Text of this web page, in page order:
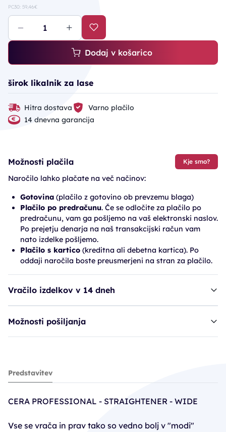
PC30: 59,46€
Dodaj v košarico
širok likalnik za lase
Hitra dostava
Varno plačilo
14 dnevna garancija
Možnosti plačila Kje smo?
Naročilo lahko plačate na več načinov:
Gotovina (plačilo z gotovino ob prevzemu blaga)
Plačilo po predračunu. Če se odločite za plačilo po
predračunu, vam ga pošljemo na vaš elektronski naslov.
Po prejetju denarja na naš transakcijski račun vam
nato izdelke pošljemo.
Plačilo s kartico (kreditna ali debetna kartica). Po
oddaji naročila boste preusmerjeni na stran za plačilo.
Vračilo izdelkov v 14 dneh
Možnosti pošiljanja
gladilec CRP Cera Straightener - Wide
63,71€
84,95€
PC30: 59,46€
Predstavitev
CERA PROFESSIONAL - STRAIGHTENER - WIDE
Vse se vrača in prav tako so vedno bolj v "modi"